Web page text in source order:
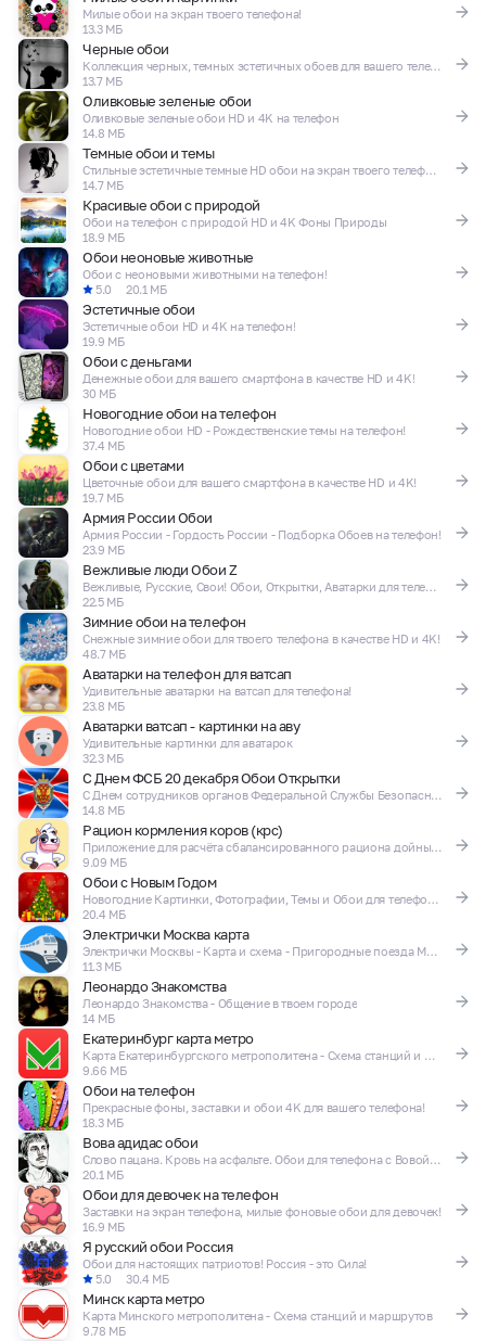
Милые обои на экран твоего телефона!
13.3 МБ
Черные обои
Коллекция черных, темных эстетичных обоев для вашего телефона!
13.7 МБ
Оливковые зеленые обои
Оливковые зеленые обои HD и 4K на телефон
14.8 МБ
Темные обои и темы
Стильные эстетичные темные HD обои на экран твоего телефона!
14.7 МБ
Красивые обои с природой
Обои на телефон с природой HD и 4K Фоны Природы
18.9 МБ
Обои неоновые животные
Обои с неоновыми животными на телефон!
5.0
20.1 МБ
Эстетичные обои
Эстетичные обои HD и 4K на телефон!
19.9 МБ
Обои с деньгами
Денежные обои для вашего смартфона в качестве HD и 4K!
30 МБ
Новогодние обои на телефон
Новогодние обои HD - Рождественские темы на телефон!
37.4 МБ
Обои с цветами
Цветочные обои для вашего смартфона в качестве HD и 4K!
19.7 МБ
Армия России Обои
Армия России - Гордость России - Подборка Обоев на телефон!
23.9 МБ
Вежливые люди Обои Z
Вежливые, Русские, Свои! Обои, Открытки, Аватарки для телефона
22.5 МБ
Зимние обои на телефон
Снежные зимние обои для твоего телефона в качестве HD и 4K!
48.7 МБ
Аватарки на телефон для ватсап
Удивительные аватарки на ватсап для телефона!
23.8 МБ
Аватарки ватсап - картинки на аву
Удивительные картинки для аватарок
32.3 МБ
С Днем ФСБ 20 декабря Обои Открытки
С Днем сотрудников органов Федеральной Службы Безопасности! Обои и открытки!
14.8 МБ
Рацион кормления коров (крс)
Приложение для расчёта сбалансированного рациона дойных коров (КРС)
9.09 МБ
Обои с Новым Годом
Новогодние Картинки, Фотографии, Темы и Обои для телефона!
20.4 МБ
Электрички Москва карта
Электрички Москвы - Карта и схема - Пригородные поезда Москвы и области
11.3 МБ
Леонардо Знакомства
Леонардо Знакомства - Общение в твоем городе
14 МБ
Екатеринбург карта метро
Карта Екатеринбургского метрополитена - Схема станций и маршрутов
9.66 МБ
Обои на телефон
Прекрасные фоны, заставки и обои 4K для вашего телефона!
18.3 МБ
Вова адидас обои
Слово пацана. Кровь на асфальте. Обои для телефона с Вовой Адидас
20.1 МБ
Обои для девочек на телефон
Заставки на экран телефона, милые фоновые обои для девочек!
16.9 МБ
Я русский обои Россия
Обои для настоящих патриотов! Россия - это Сила!
5.0
30.4 МБ
Минск карта метро
Карта Минского метрополитена - Схема станций и маршрутов
9.78 МБ